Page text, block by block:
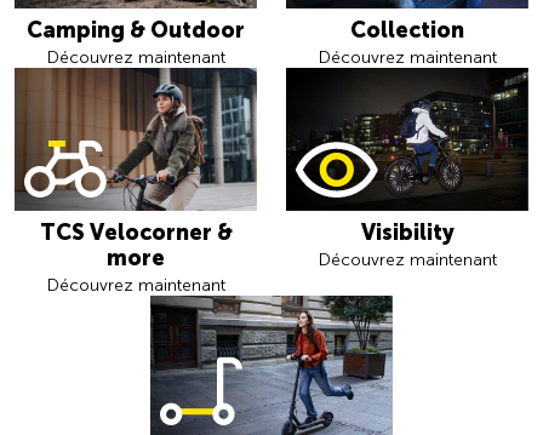
Camping & Outdoor
Découvrez maintenant
Collection
Découvrez maintenant
TCS Velocorner &
more
Découvrez maintenant
Visibility
Découvrez maintenant